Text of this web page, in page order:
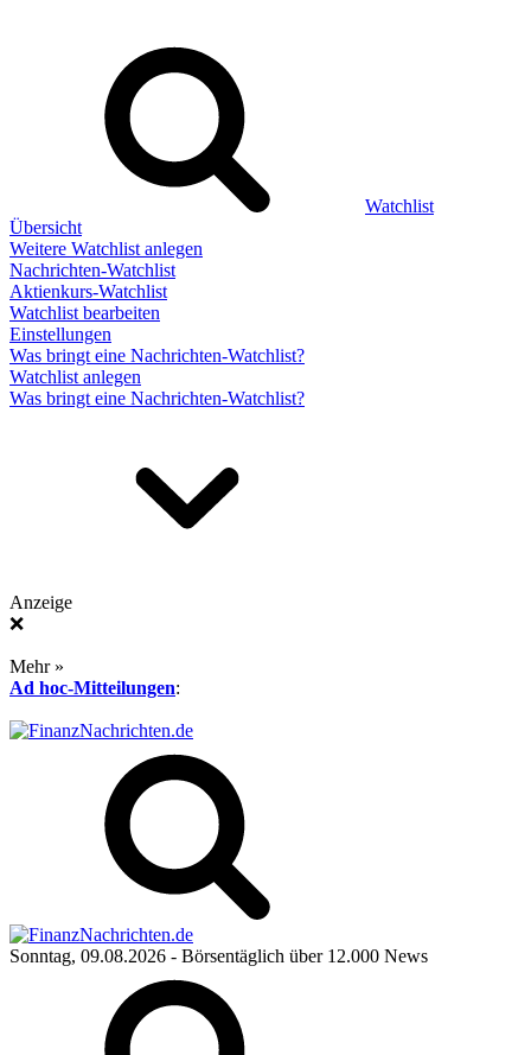
Watchlist
Übersicht
Weitere Watchlist anlegen
Nachrichten-Watchlist
Aktienkurs-Watchlist
Watchlist bearbeiten
Einstellungen
Was bringt eine Nachrichten-Watchlist?
Watchlist anlegen
Was bringt eine Nachrichten-Watchlist?
Anzeige
❌
Mehr »
Ad hoc-Mitteilungen:
Sonntag, 09.08.2026 - Börsentäglich über 12.000 News